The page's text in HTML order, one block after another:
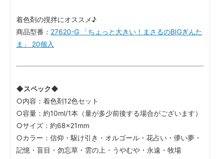
着色剤の撹拌にオススメ♪
商品型番： 27620-G 「ちょっと大きい！まさるのBIGぎんた
ま」 20個入
◆スペック◆
○内容：着色剤12色セット
○容量：約10ml/1本（量が多少前後する場合がございます）
○サイズ：約68×21mm
○カラー：信仰・駆け引き・オルゴール・花占い・儚い夢・
記憶・盲目・勿忘草・雲の上・うやむや・永遠・牧場